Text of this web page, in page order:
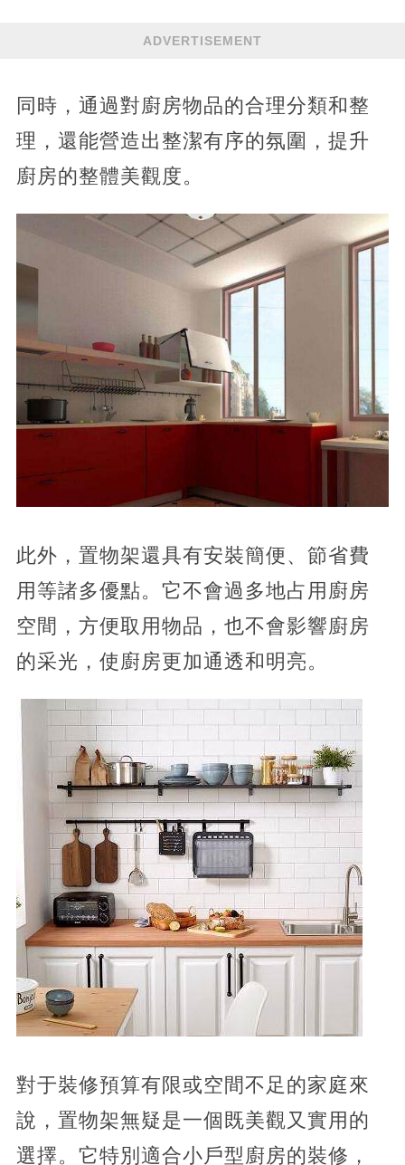
ADVERTISEMENT
同時，通過對廚房物品的合理分類和整
理，還能營造出整潔有序的氛圍，提升
廚房的整體美觀度。
此外，置物架還具有安裝簡便、節省費
用等諸多優點。它不會過多地占用廚房
空間，方便取用物品，也不會影響廚房
的采光，使廚房更加通透和明亮。
對于裝修預算有限或空間不足的家庭來
說，置物架無疑是一個既美觀又實用的
選擇。它特別適合小戶型廚房的裝修，